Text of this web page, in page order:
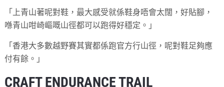
「上青山著呢對鞋，最大感受就係鞋身唔會太闊，好貼腳，
喺青山咁崎嶇嘅山徑都可以跑得好穩定。」
「香港大多數越野賽其實都係跑官方行山徑，呢對鞋足夠應
付有餘。」
CRAFT ENDURANCE TRAIL